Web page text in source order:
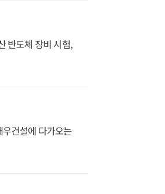
반도체 장비 시험,
우건설에 다가오는